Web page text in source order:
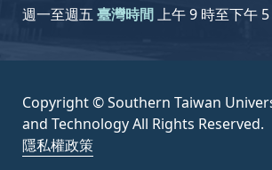
週一至週五 臺灣時間上午 9 時至下午
Copyright © Southern Taiwan
and Technology All Rights Reserved.
隱私權政策